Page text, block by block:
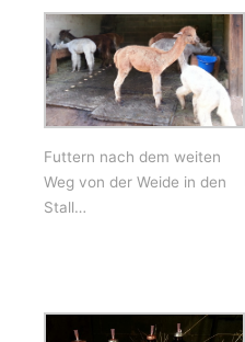
Futtern nach dem weiten
Weg von der Weide in den
Stall…